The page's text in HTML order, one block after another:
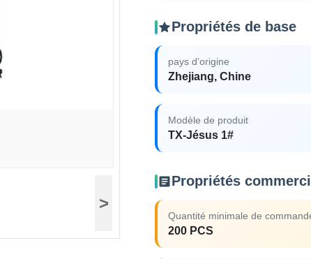
>
Propriétés de base
pays d'origine
Zhejiang, Chine
Modèle de produit
TX-Jésus 1#
Propriétés
Quantité minimale de
200 PCS